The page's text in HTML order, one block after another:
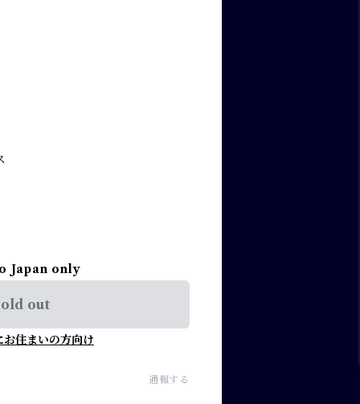
Japan only
out
お住まいの方向け
通報する